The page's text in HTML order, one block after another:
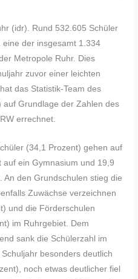
(idr). Rund 532.605 Schüler
eine der insgesamt 1.334
Metropole Ruhr. Dies
zuvor einer leichten
das Statistik-Team des
auf Grundlage der Zahlen des
errechnet.
(34,1 Prozent) gehen auf
ein Gymnasium und 19,9
An den Grundschulen stieg die
Zuwächse verzeichnen
und die Förderschulen
im Ruhrgebiet. Dem
sank die Schülerzahl im
besonders deutlich
noch etwas deutlicher fiel